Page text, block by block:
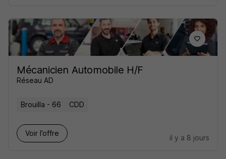
Mécanicien Automobile H/F
Réseau AD
Brouilla - 66 CDD
Voir l’offre
il y a 8 jours